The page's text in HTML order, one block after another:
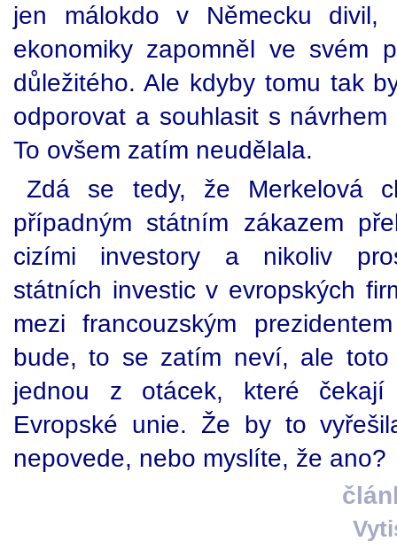
jen málokdo v Německu divil,
ekonomiky zapomněl ve svém
důležitého. Ale kdyby tomu tak
odporovat a souhlasit s
To ovšem zatím neudělala.
Zdá se tedy, že Merkelová
případným státním zákazem
cizími investory a nikoliv
státních investic v evropských
mezi francouzským
bude, to se zatím neví, ale toto
jednou z otácek, které čekají
Evropské unie. Že by to
nepovede, nebo myslíte, že ano?